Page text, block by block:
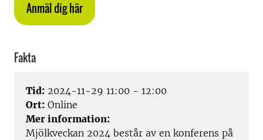
Anmäl dig här
Fakta
Tid: 2024-11-29 11:00 - 12:00
Ort: Online
Mer information:
Mjölkveckan 2024 består av en konferens på